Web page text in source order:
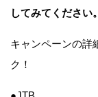
してみてください。
キャンペーンの詳
ク！